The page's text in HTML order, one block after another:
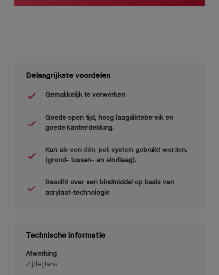
Belangrijkste voordelen
Gemakkelijk te verwerken
Goede open tijd, hoog laagdiktebereik en
goede kantendekking.
Kan als een één-pot-system gebruikt worden.
(grond- tussen- en eindlaag).
Besciht over een bindmiddel op basis van
acrylaat-technologie
Technische informatie
Afwerking
Zijdeglans